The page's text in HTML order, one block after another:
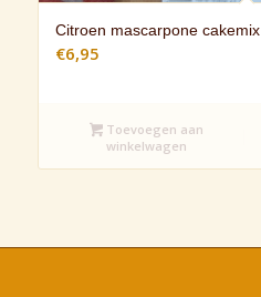
Citroen mascarpone cakemix
€6,95
Toevoegen aan
winkelwagen